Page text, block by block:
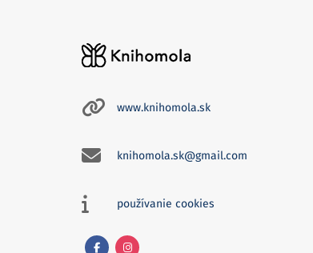
www.knihomola.sk
knihomola.sk@gmail.com
používanie cookies